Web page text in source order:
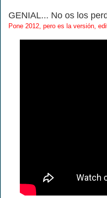
GENIAL... No os los
Pone 2012, pero es la versión,